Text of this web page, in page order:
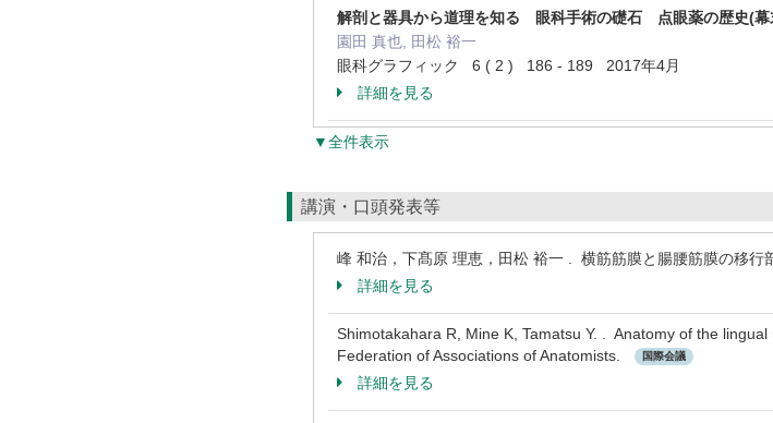
解剖と器具から道理を知る 眼科手術の礎石 点眼薬の歴史(幕
園田 真也, 田松 裕一
眼科グラフィック 6 ( 2 ) 186 - 189 2017年4月
詳細を見る
▼全件表示
講演・口頭発表等
峰 和治，下髙原 理恵，田松 裕一 . 横筋筋膜と腸腰筋膜の移
詳細を見る
Shimotakahara R, Mine K, Tamatsu Y. . Anatomy of the
Federation of Associations of Anatomists.
国際会議
詳細を見る